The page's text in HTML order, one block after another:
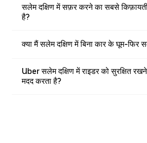
सलेम दक्षिण में सफ़र करने का सबसे किफ़ायती
है?
क्या मैं सलेम दक्षिण में बिना कार के घूम-फिर
Uber सलेम दक्षिण में राइडर को सुरक्षित
मदद करता है?